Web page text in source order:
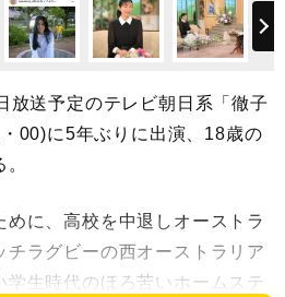
送予定のテレビ朝日系「徹子
00)に5年ぶりに出演、18歳の
に、高校を中退しオーストラ
チラグビーの西オーストラリア
学生時代のほろ苦いホームステ